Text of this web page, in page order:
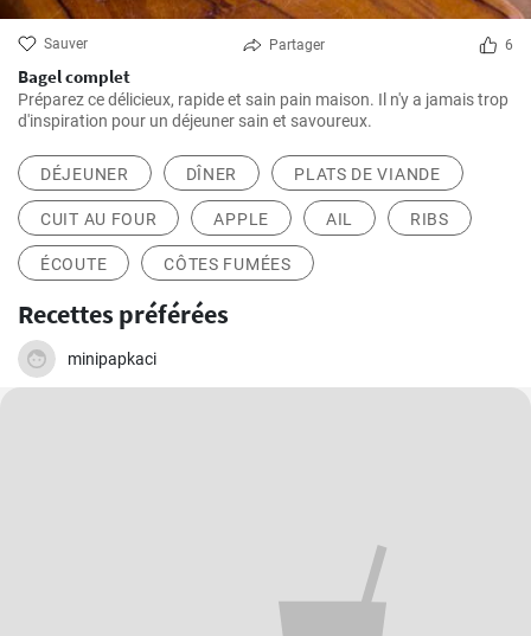
Sauver Partager 6
Bagel complet
Préparez ce délicieux, rapide et sain pain maison. Il n'y a jamais trop
d'inspiration pour un déjeuner sain et savoureux.
DÉJEUNER DÎNER PLATS DE VIANDE
CUIT AU FOUR APPLE AIL RIBS
ÉCOUTE CÔTES FUMÉES
Recettes préférées
minipapkaci